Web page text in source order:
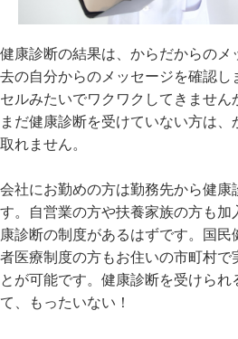
健康診断の結果は、からだからの
去の自分からのメッセージを確認
セルみたいでワクワクしてきません
まだ健康診断を受けていない方は
取れません。
会社にお勤めの方は勤務先から健
す。自営業の方や扶養家族の方も
康診断の制度があるはずです。国
者医療制度の方もお住いの市町村
とが可能です。健康診断を受けら
て、もったいない！